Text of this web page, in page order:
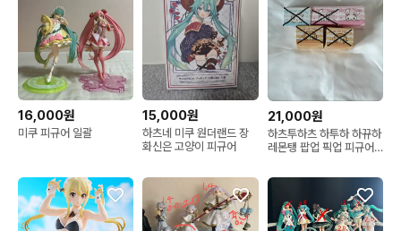
16,000원
미쿠 피규어 일괄
15,000원
하츠네 미쿠 원더랜드 장
화신은 고양이 피규어
21,000원
하츠투하츠 하투하 하뀨하
레몬탱 팝업 픽업 피규어